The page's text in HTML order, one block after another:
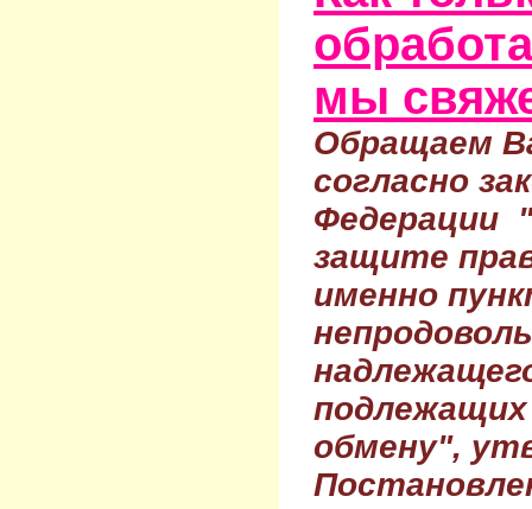
мы
Обращаем
согласно
Федерации
защите
именно
обмену",